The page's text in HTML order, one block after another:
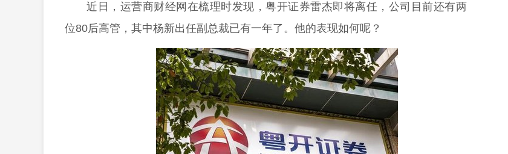
近日，运营商财经网在梳理时发现，粤开证券雷杰即将离任，公司目前还有两
位80后高管，其中杨新出任副总裁已有一年了。他的表现如何呢？